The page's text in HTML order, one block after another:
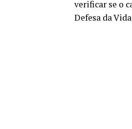
verificar se o
Defesa da